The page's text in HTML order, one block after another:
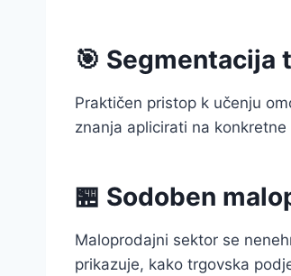
🎯 Segmentacija
Praktičen pristop k učenju
znanja aplicirati na
🏪 Sodoben
Maloprodajni sektor se
prikazuje, kako trgovska